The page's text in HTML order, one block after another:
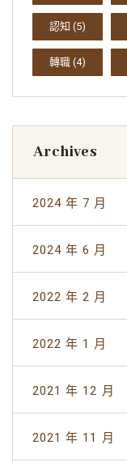
認知 (5)
轉職 (4)
Archives
2024 年 7 月
2024 年 6 月
2022 年 2 月
2022 年 1 月
2021 年 12 月
2021 年 11 月